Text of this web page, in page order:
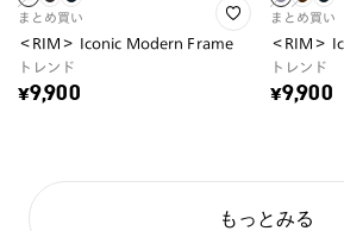
まとめ買い
＜RIM＞ Iconic Modern Frame
トレンド
¥9,900
まとめ買い
＜RIM＞
トレンド
¥9,900
もっとみる